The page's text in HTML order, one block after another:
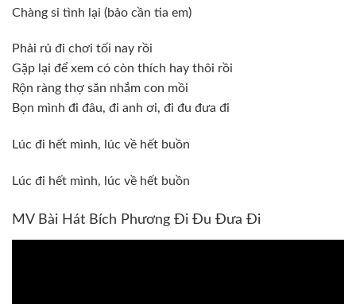
Chàng si tình lại (bảo cần tia em)
Phải rủ đi chơi tối nay rồi
Gặp lại để xem có còn thích hay thôi rồi
Rộn ràng thợ săn nhắm con mồi
Bọn mình đi đâu, đi anh ơi, đi đu đưa đi
Lúc đi hết mình, lúc về hết buồn
Lúc đi hết mình, lúc về hết buồn
MV Bài Hát Bích Phương Đi Đu Đưa Đi